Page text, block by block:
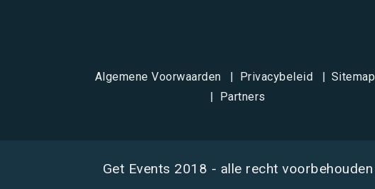
Algemene Voorwaarden Privacybeleid
Sitemap
Partners
Get Events 2018 - alle recht voorbehouden